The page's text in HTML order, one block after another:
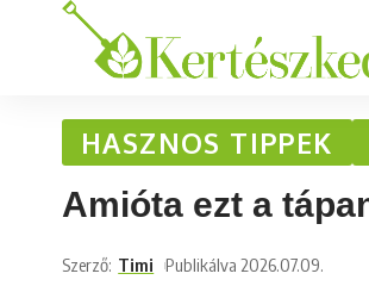
HASZNOS TIPPEK
Amióta ezt a
Szerző: Timi Publikálva 2026.07.09.